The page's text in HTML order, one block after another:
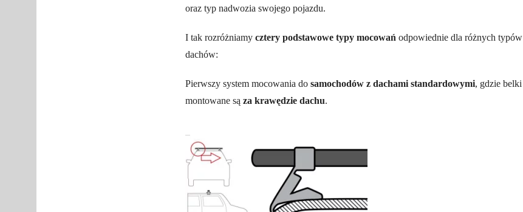
oraz typ nadwozia swojego pojazdu.
I tak rozróżniamycztery podstawowe typy mocowań odpowiednie dla różnych typów
dachów:
Pierwszy system mocowania do samochodów z dachami standardowymi, gdzie belki
montowane sąza krawędzie dachu.